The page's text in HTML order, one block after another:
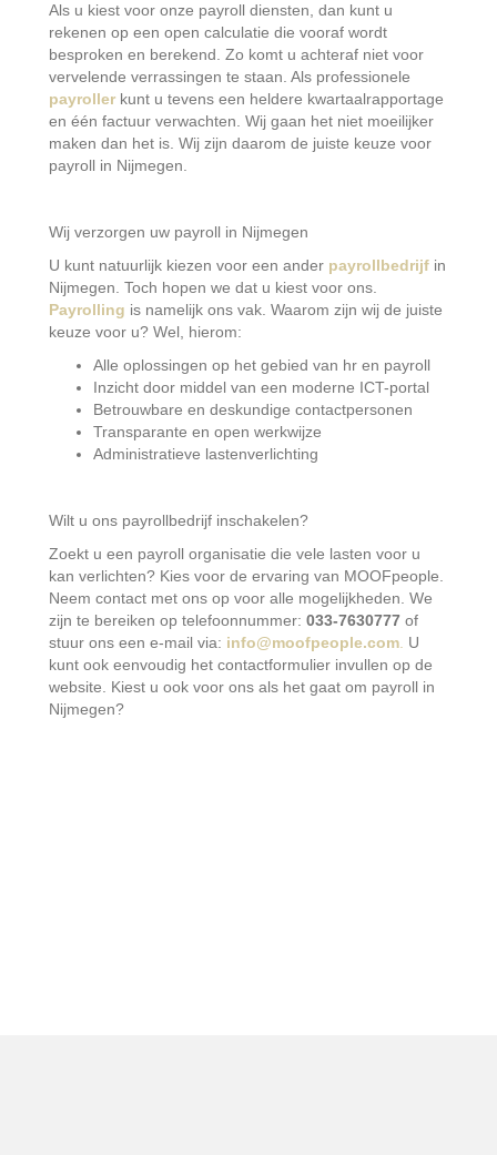
Als u kiest voor onze payroll diensten, dan kunt u
rekenen op een open calculatie die vooraf wordt
besproken en berekend. Zo komt u achteraf niet voor
vervelende verrassingen te staan. Als professionele
payroller kunt u tevens een heldere kwartaalrapportage
en één factuur verwachten. Wij gaan het niet moeilijker
maken dan het is. Wij zijn daarom de juiste keuze voor
payroll in Nijmegen.
Wij verzorgen uw payroll in Nijmegen
U kunt natuurlijk kiezen voor een ander payrollbedrijf in
Nijmegen. Toch hopen we dat u kiest voor ons.
Payrolling is namelijk ons vak. Waarom zijn wij de juiste
keuze voor u? Wel, hierom:
Alle oplossingen op het gebied van hr en payroll
Inzicht door middel van een moderne ICT-portal
Betrouwbare en deskundige contactpersonen
Transparante en open werkwijze
Administratieve lastenverlichting
Wilt u ons payrollbedrijf inschakelen?
Zoekt u een payroll organisatie die vele lasten voor u
kan verlichten? Kies voor de ervaring van MOOFpeople.
Neem contact met ons op voor alle mogelijkheden. We
zijn te bereiken op telefoonnummer: 033-7630777 of
stuur ons een e-mail via: info@moofpeople.com. U
kunt ook eenvoudig het contactformulier invullen op de
website. Kiest u ook voor ons als het gaat om payroll in
Nijmegen?